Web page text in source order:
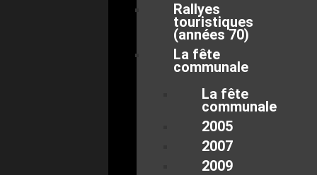
Rallyes
touristiques
(années 70)
La fête
communale
La fête
communale
2005
2007
2009